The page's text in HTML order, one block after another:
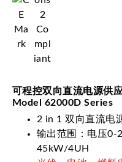
可程控双向直流电源供
Model 62000D Series
2 in 1 双向直流电
输出范围：电压0-
45kW/4UH